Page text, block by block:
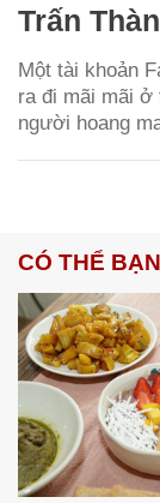
Trấn
Một tài khoản
ra đi mãi mãi ở
người hoang
CÓ THỂ